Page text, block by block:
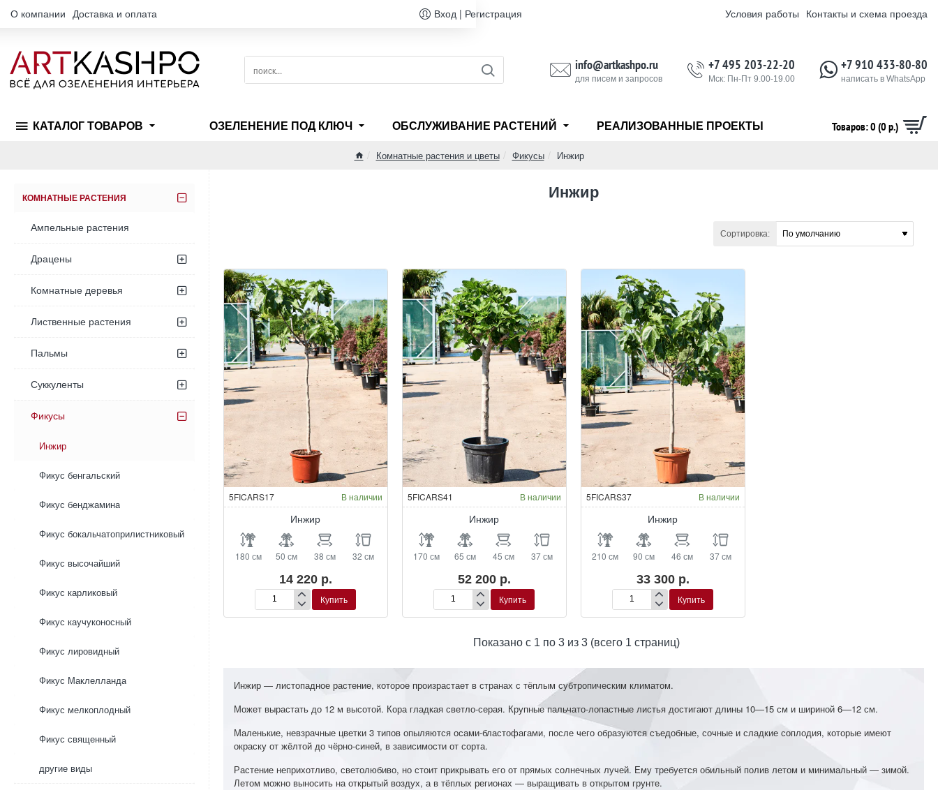
О компании Доставка и оплата Вход | Регистрация Условия работы Контакты и схема проезда
поиск...
info@artkashpo.ru
для писем и запросов
+7 495 203-22-20
Мск: Пн-Пт 9.00-19.00
+7 910 433-80-80
написать в WhatsApp
КАТАЛОГ ТОВАРОВ ОЗЕЛЕНЕНИЕ ПОД КЛЮЧ ОБСЛУЖИВАНИЕ РАСТЕНИЙ РЕАЛИЗОВАННЫЕ ПРОЕКТЫ Товаров: 0 (0 р.)
Комнатные растения и цветы Фикусы Инжир
КОМНАТНЫЕ РАСТЕНИЯ
Ампельные растения
Драцены
Комнатные деревья
Лиственные растения
Пальмы
Суккуленты
Фикусы
Инжир
Фикус бенгальский
Фикус бенджамина
Фикус бокальчатоприлистниковый
Фикус высочайший
Фикус карликовый
Фикус каучуконосный
Фикус лировидный
Фикус Маклелланда
Фикус мелкоплодный
Фикус священный
другие виды
Инжир
Инжир — листопадное растение, которое произрастает в странах с тёплым субтропическим климатом.
Может вырастать до 12 м высотой. Кора гладкая светло-серая. Крупные пальчато-лопастные листья достигают длины 10—15 см и шириной 6—12 см.
Маленькие, невзрачные цветки 3 типов опыляются осами-бластофагами, после чего образуются съедобные, сочные и сладкие соплодия, которые имеют
окраску от жёлтой до чёрно-синей, в зависимости от сорта.
Растение неприхотливо, светолюбиво, но стоит прикрывать его от прямых солнечных лучей. Ему требуется обильный полив летом и минимальный — зимой.
Летом можно выносить на открытый воздух, а в тёплых регионах — выращивать в открытом грунте.
Сортировка:
5FICARS17 В наличии
Инжир
180 см 50 см 38 см 32 см
14 220 р.
Инжир Купить
5FICARS41 В наличии
Инжир
170 см 65 см 45 см 37 см
52 200 р.
Инжир Купить
5FICARS37 В наличии
Инжир
210 см 90 см 46 см 37 см
33 300 р.
Инжир Купить
Показано с 1 по 3 из 3 (всего 1 страниц)